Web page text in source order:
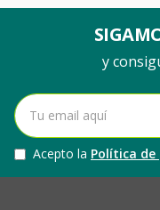
y
Acepto la Política de